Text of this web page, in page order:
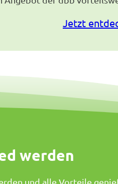
Jetzt
werden
und alle Vorteile